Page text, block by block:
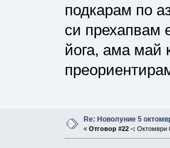
подкарам по
си прехапвам
йога, ама май
Re: Новолуние 5
« Отговор #22 -: Октомври